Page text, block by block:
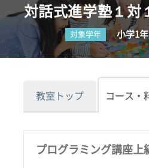
対話式進学塾１対
対象学年 小学1
教室トップ コース・
プログラミング講座上